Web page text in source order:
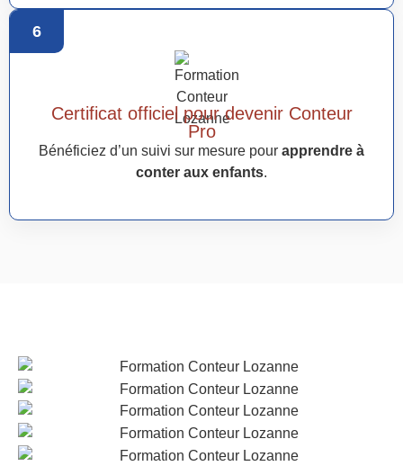
6
Certificat officiel pour devenir Conteur
Pro
Bénéficiez d’un suivi sur mesure pour apprendre à
conter aux enfants.